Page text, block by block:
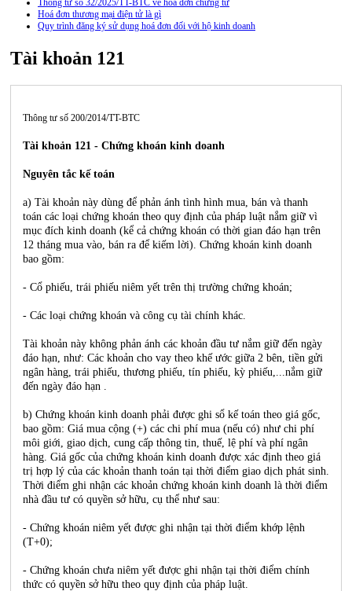
Thông tư số 32/2025/TT-BTC về hoá đơn chứng từ
Hoá đơn thương mại điện tử là gì
Quy trình đăng ký sử dụng hoá đơn đối với hộ kinh doanh
Tài khoản 121
Thông tư số 200/2014/TT-BTC
Tài khoản 121 - Chứng khoán kinh doanh
Nguyên tắc kế toán
a) Tài khoản này dùng để phản ánh tình hình mua, bán và thanh
toán các loại chứng khoán theo quy định của pháp luật nắm giữ vì
mục đích kinh doanh (kể cả chứng khoán có thời gian đáo hạn trên
12 tháng mua vào, bán ra để kiếm lời). Chứng khoán kinh doanh
bao gồm:
- Cổ phiếu, trái phiếu niêm yết trên thị trường chứng khoán;
- Các loại chứng khoán và công cụ tài chính khác.
Tài khoản này không phản ánh các khoản đầu tư nắm giữ đến ngày
đáo hạn, như: Các khoản cho vay theo khế ước giữa 2 bên, tiền gửi
ngân hàng, trái phiếu, thương phiếu, tín phiếu, kỳ phiếu,...nắm giữ
đến ngày đáo hạn .
b) Chứng khoán kinh doanh phải được ghi sổ kế toán theo giá gốc,
bao gồm: Giá mua cộng (+) các chi phí mua (nếu có) như chi phí
môi giới, giao dịch, cung cấp thông tin, thuế, lệ phí và phí ngân
hàng. Giá gốc của chứng khoán kinh doanh được xác định theo giá
trị hợp lý của các khoản thanh toán tại thời điểm giao dịch phát sinh.
Thời điểm ghi nhận các khoản chứng khoán kinh doanh là thời điểm
nhà đầu tư có quyền sở hữu, cụ thể như sau:
- Chứng khoán niêm yết được ghi nhận tại thời điểm khớp lệnh
(T+0);
- Chứng khoán chưa niêm yết được ghi nhận tại thời điểm chính
thức có quyền sở hữu theo quy định của pháp luật.